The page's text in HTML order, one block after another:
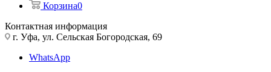
Корзина0
Контактная информация
г. Уфа, ул. Сельская Богородская, 69
WhatsApp